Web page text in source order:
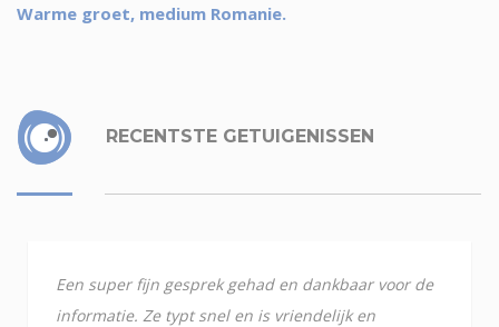
Warme groet, medium Romanie.
RECENTSTE GETUIGENISSEN
Een super fijn gesprek gehad en dankbaar voor de
informatie. Ze typt snel en is vriendelijk en